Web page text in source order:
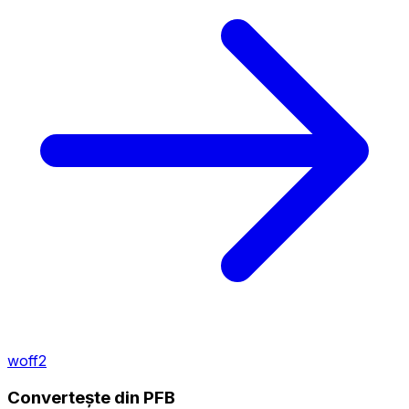
woff2
Convertește din PFB